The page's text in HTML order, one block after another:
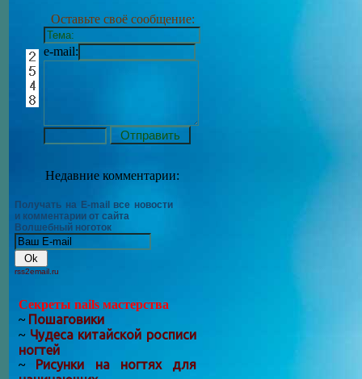
Оставьте своё сообщение:
e-mail:
Недавние комментарии:
Получать на E-mail все новости
и комментарии от сайта
Волшебный ноготок
rss2email.ru
Секреты nails мастерства
~ Пошаговики
~ Чудеса китайской росписи
ногтей
~ Рисунки на ногтях для